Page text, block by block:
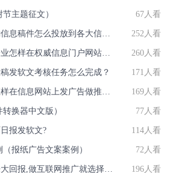
主题征文） 67人看
252人看
260人看
发软文考核任务怎么完成？ 171人看
169人看
换器中文版） 77人看
报发软文? 114人看
报纸广告文案案例） 72人看
196人看